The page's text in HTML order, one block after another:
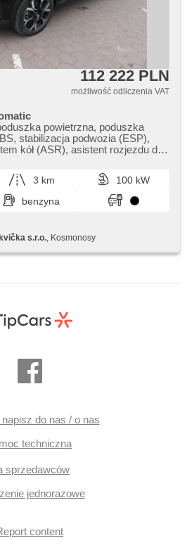
112 222 PLN
możliwość odliczenia VAT
powietrzna, poduszka
stabilizacja podwozia (ESP),
kół (ASR), asistent rozjezdu do
układu kierowniczego, 2 strefowa
tempomat, światła do jazdy
felgi aluminiowe, spełnia
dotykové ovládání
parkovací senzory přední,
asystent parkowania, parkovací
podgrzewana
el. opuszczane szyby, el.
el. składane lusterka, el.
fotele, fotele regulowane,
fotele regulowane, czujnik
LED, lampy tylne LED,
termometr zewnętrzny,
szyby, zatmavená
napęd 4x2, wzdłużna regulacja
gwarancja, digitální přístrojová
3 km
100 kW
benzyna
s.r.o. , Kosmonosy
do nas / o nas
techniczna
sprzedawców
jednorazowe
content